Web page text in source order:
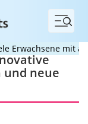
Menü
mit
neue